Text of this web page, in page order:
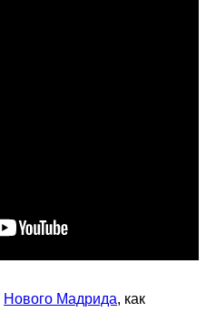
Нового Мадрида, как